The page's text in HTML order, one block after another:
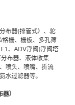
布器(排管式）、驼
格栅、栅板、多孔筛
、ADV浮阀)浮阀塔
布器、液体收集
喷头、喷嘴、折流
水过滤器等。
器）